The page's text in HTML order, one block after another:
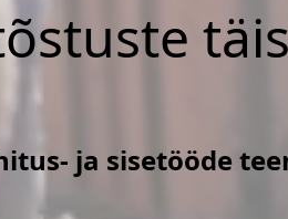
ja sisetööde